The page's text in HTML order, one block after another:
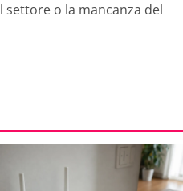
settore o la mancanza del